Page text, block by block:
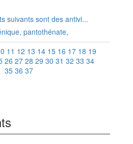
suivants sont des antivi...
pantothénate,
11 12 13 14 15 16 17 18 19
26 27 28 29 30 31 32 33 34
35 36 37